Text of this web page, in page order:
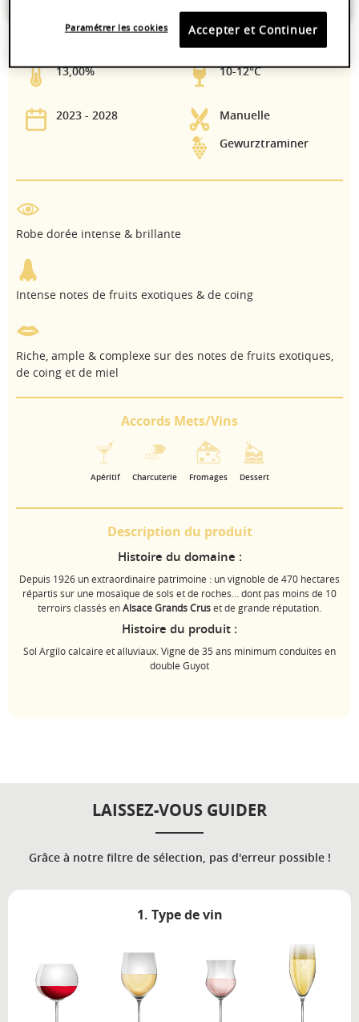
13,00% 10-12°C
2023 - 2028
Manuelle
Gewurztraminer
Robe dorée intense & brillante
Intense notes de fruits exotiques & de coing
Riche, ample & complexe sur des notes de fruits exotiques,
de coing et de miel
Accords Mets/Vins
Apéritif Charcuterie Fromages Dessert
Description du produit
Histoire du domaine :
Depuis 1926 un extraordinaire patrimoine : un vignoble de 470 hectares
répartis sur une mosaïque de sols et de roches… dont pas moins de 10
terroirs classés enAlsace Grands Cruset de grande réputation.
Histoire du produit :
Sol Argilo calcaire et alluviaux. Vigne de 35 ans minimum conduites en
double Guyot
LAISSEZ-VOUS GUIDER
Grâce à notre filtre de sélection, pas d'erreur possible !
1. Type de vin
Accepter et Continuer
Paramétrer les cookies